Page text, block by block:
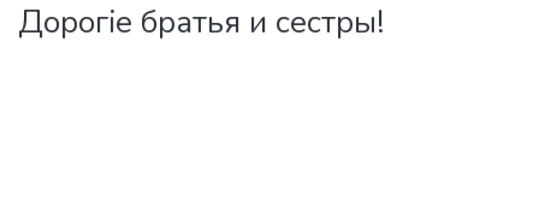
Дорогiе братья и сестры!